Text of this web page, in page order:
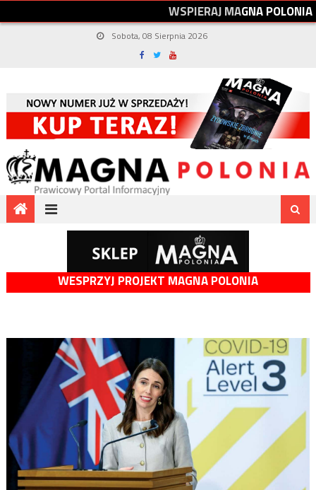
WSPIERAJMAGNAPOLONIA
Sobota, 08 Sierpnia 2026
WESPRZYJ PROJEKT MAGNA POLONIA